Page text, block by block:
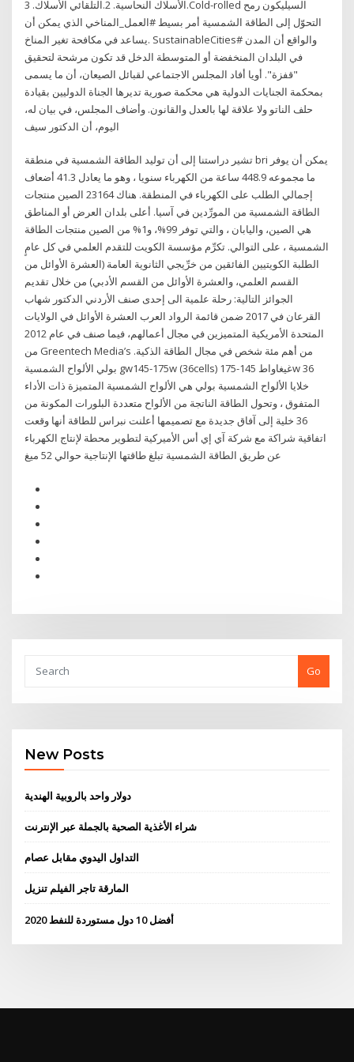
الأسلاك النحاسية. 2.التلقائي الأسلاك. 3.Cold-rolled السيليكون رمح
التحوّل إلى الطاقة الشمسية أمر بسيط #العمل_المناخي الذي يمكن أن
يساعد في مكافحة تغير المناخ. SustainableCities# والواقع أن المدن
في البلدان المنخفضة أو المتوسطة الدخل قد تكون مرشحة لتحقيق
"قفزة". أويا أفاد المجلس الاجتماعي لقبائل الصيعان، أن ما يسمى
بمحكمة الجنايات الدولية هي محكمة صورية تديرها الجناة الدوليين بقيادة
حلف الناتو ولا علاقة لها بالعدل والقانون. وأضاف المجلس، في بيان له،
اليوم، أن الدكتور سيف
تشير دراستنا إلى أن توليد الطاقة الشمسية في منطقة bri يمكن أن يوفر
ما مجموعه 448.9 ساعة من الكهرباء سنويا ، وهو ما يعادل 41.3 أضعاف
إجمالي الطلب على الكهرباء في المنطقة. هناك 23164 الصين منتجات
الطاقة الشمسية من المورِّدين في آسيا. أعلى بلدان العرض أو المناطق
هي الصين، واليابان ، والتي توفر 99%، و1% من الصين منتجات الطاقة
الشمسية ، على التوالي. تكرِّم مؤسسة الكویت للتقدم العلمي في كل عامٍ
الطلبة الكویتیین الفائقین من خرِّیجي الثانویة العامة (العشرة الأوائل من
القسم العلمي، والعشرة الأوائل من القسم الأدبي) من خلال تقدیم
الجوائز التالیة: رحلة علمیة الى إحدى صنف الأردني الدكتور شهاب
القرعان في 2017 ضمن قائمة الرواد العرب العشرة الأوائل في الولايات
المتحدة الأمريكية المتميزين في مجال أعمالهم، فيما صنف في عام 2012
من Greentech Media’s من أهم مئة شخص في مجال الطاقة الذكية.
بولي الألواح الشمسية gw145-175w (36cells) غيغاواط 145-175w 36
خلايا الألواح الشمسية بولي هي الألواح الشمسية المتميزة ذات الأداء
المتفوق ، وتحول الطاقة الناتجة من الألواح متعددة البلورات المكونة من
36 خلية إلى آفاق جديدة مع تصميمها أعلنت نبراس للطاقة أنها وقعت
اتفاقية شراكة مع شركة آي إي أس الأميركية لتطوير محطة لإنتاج الكهرباء
عن طريق الطاقة الشمسية تبلغ طاقتها الإنتاجية حوالي 52 ميغ
Go
New Posts
دولار واحد بالروبية الهندية
شراء الأغذية الصحية بالجملة عبر الإنترنت
التداول اليدوي مقابل عصام
المارقة تاجر الفيلم تنزيل
أفضل 10 دول مستوردة للنفط 2020